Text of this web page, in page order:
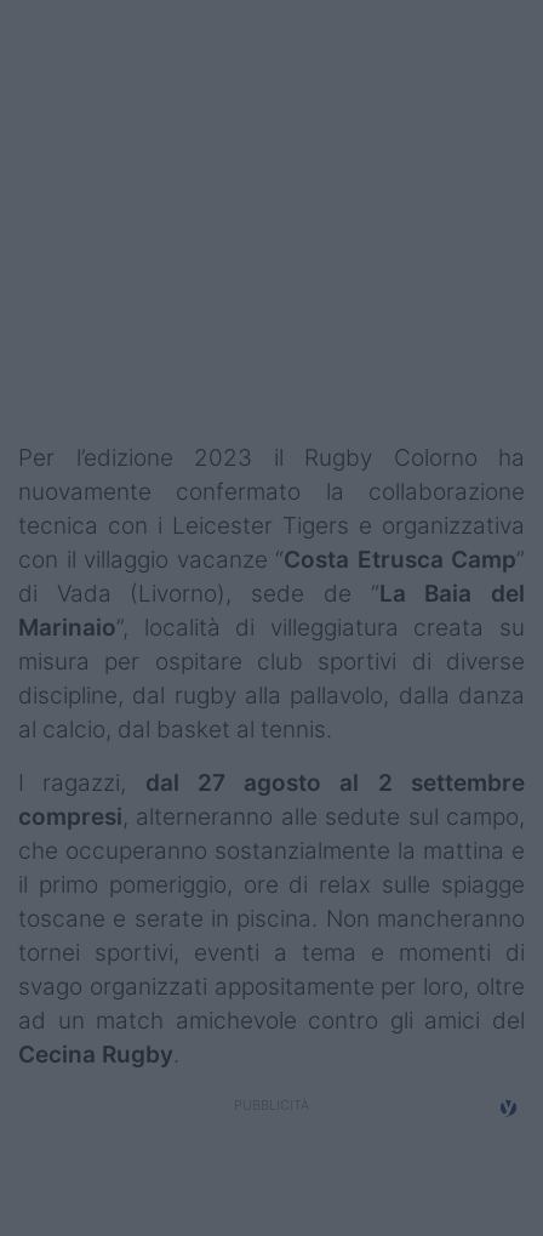
Per l’edizione 2023 il Rugby Colorno ha
nuovamente confermato la collaborazione
tecnica con i Leicester Tigers e organizzativa
con il villaggio vacanze “Costa Etrusca Camp”
di Vada (Livorno), sede de “La Baia del
Marinaio”, località di villeggiatura creata su
misura per ospitare club sportivi di diverse
discipline, dal rugby alla pallavolo, dalla danza
al calcio, dal basket al tennis.
I ragazzi, dal 27 agosto al 2 settembre
compresi, alterneranno alle sedute sul campo,
che occuperanno sostanzialmente la mattina e
il primo pomeriggio, ore di relax sulle spiagge
toscane e serate in piscina. Non mancheranno
tornei sportivi, eventi a tema e momenti di
svago organizzati appositamente per loro, oltre
ad un match amichevole contro gli amici del
Cecina Rugby.